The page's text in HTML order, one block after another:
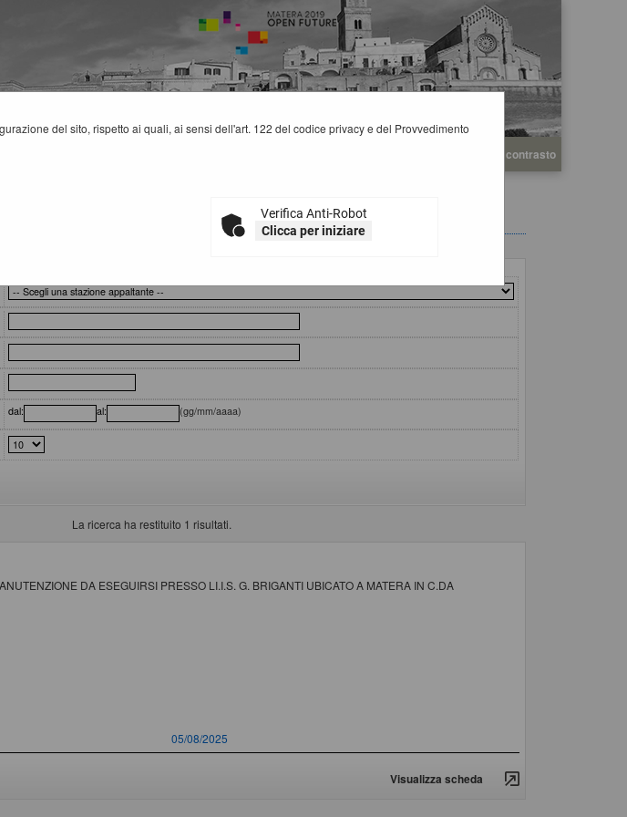
Alto contrasto
del sito, rispetto ai quali, ai sensi dell'art. 122 del codice privacy e del Provvedimento
Verifica Anti-Robot
Clicca per iniziare
dal: al: (gg/mm/aaaa)
La ricerca ha restituito 1 risultati.
DA ESEGUIRSI PRESSO LI.I.S. G. BRIGANTI UBICATO A MATERA IN C.DA
05/08/2025
Visualizza scheda